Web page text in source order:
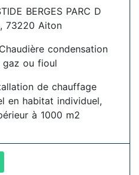
BERGES PARC D
, 73220 Aiton
Chaudière condensation
gaz ou fioul
de chauffage
en habitat individuel,
à 1000 m2